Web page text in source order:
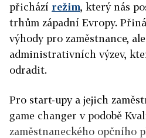
přichází režim, který nás
trhům západní Evropy.
výhody pro zaměstnance,
administrativních výzev,
odradit.
Pro start-upy a jejich
game changer v podobě
zaměstnaneckého opčního